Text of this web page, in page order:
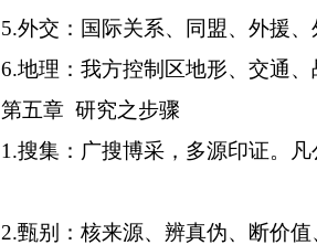
5.外交：国际关系、同盟、外援
6.地理：我方控制区地形、交通
第五章 研究之步骤
1.搜集：广搜博采，多源印证。
2.甄别：核来源、辨真伪、断价